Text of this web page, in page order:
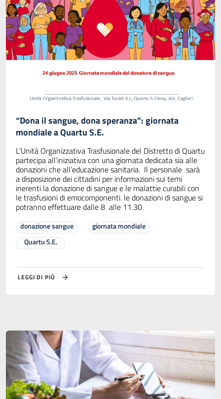
“Dona il sangue, dona speranza”: giornata
mondiale a Quartu S.E.
L’Unità Organizzativa Trasfusionale del Distretto di Quartu
partecipa all’iniziativa con una giornata dedicata sia alle
donazioni che all’educazione sanitaria. Il personale sarà
a disposizione dei cittadini per informazioni sui temi
inerenti la donazione di sangue e le malattie curabili con
le trasfusioni di emocomponenti. le donazioni di sangue si
potranno effettuare dalle 8 alle 11.30.
donazione sangue
giornata mondiale
Quartu S.E.
LEGGI DI PIÙ